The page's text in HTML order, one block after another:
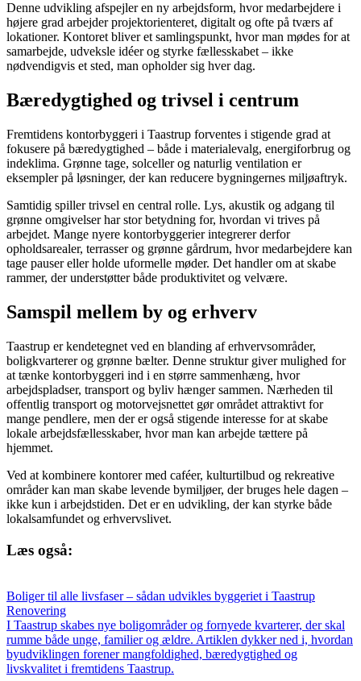
Denne udvikling afspejler en ny arbejdsform, hvor medarbejdere i
højere grad arbejder projektorienteret, digitalt og ofte på tværs af
lokationer. Kontoret bliver et samlingspunkt, hvor man mødes for at
samarbejde, udveksle idéer og styrke fællesskabet – ikke
nødvendigvis et sted, man opholder sig hver dag.
Bæredygtighed og trivsel i centrum
Fremtidens kontorbyggeri i Taastrup forventes i stigende grad at
fokusere på bæredygtighed – både i materialevalg, energiforbrug og
indeklima. Grønne tage, solceller og naturlig ventilation er
eksempler på løsninger, der kan reducere bygningernes miljøaftryk.
Samtidig spiller trivsel en central rolle. Lys, akustik og adgang til
grønne omgivelser har stor betydning for, hvordan vi trives på
arbejdet. Mange nyere kontorbyggerier integrerer derfor
opholdsarealer, terrasser og grønne gårdrum, hvor medarbejdere kan
tage pauser eller holde uformelle møder. Det handler om at skabe
rammer, der understøtter både produktivitet og velvære.
Samspil mellem by og erhverv
Taastrup er kendetegnet ved en blanding af erhvervsområder,
boligkvarterer og grønne bælter. Denne struktur giver mulighed for
at tænke kontorbyggeri ind i en større sammenhæng, hvor
arbejdspladser, transport og byliv hænger sammen. Nærheden til
offentlig transport og motorvejsnettet gør området attraktivt for
mange pendlere, men der er også stigende interesse for at skabe
lokale arbejdsfællesskaber, hvor man kan arbejde tættere på
hjemmet.
Ved at kombinere kontorer med caféer, kulturtilbud og rekreative
områder kan man skabe levende bymiljøer, der bruges hele dagen –
ikke kun i arbejdstiden. Det er en udvikling, der kan styrke både
lokalsamfundet og erhvervslivet.
Læs også:
Boliger til alle livsfaser – sådan udvikles byggeriet i Taastrup
Renovering
I Taastrup skabes nye boligområder og fornyede kvarterer, der skal
rumme både unge, familier og ældre. Artiklen dykker ned i, hvordan
byudviklingen forener mangfoldighed, bæredygtighed og
livskvalitet i fremtidens Taastrup.